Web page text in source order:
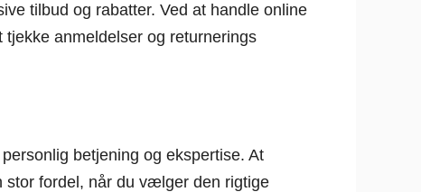
tilbud og rabatter. Ved at handle online
anmeldelser og returnerings
betjening og ekspertise. At
stor fordel, når du vælger den rigtige